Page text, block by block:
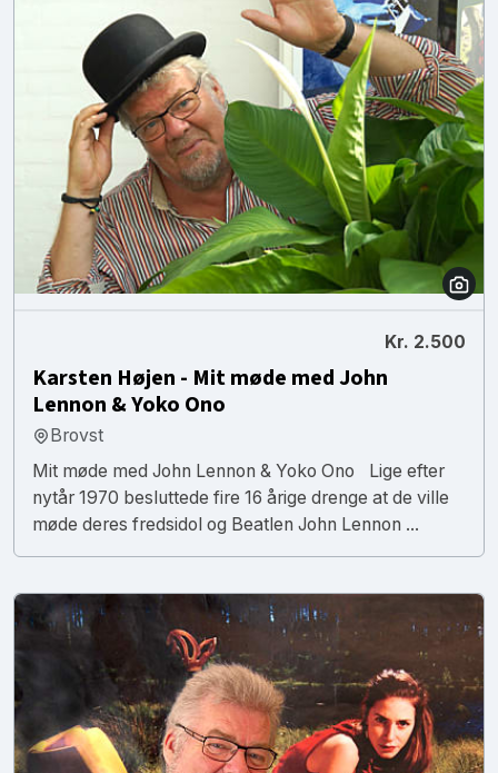
Kr. 2.500
Karsten Højen - Mit møde med John
Lennon & Yoko Ono
Brovst
Mit møde med John Lennon & Yoko Ono Lige efter
nytår 1970 besluttede fire 16 årige drenge at de ville
møde deres fredsidol og Beatlen John Lennon ...